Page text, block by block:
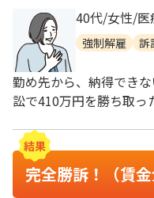
40代/女性/医
強制解雇 訴
勤め先から、納得でき
訟で410万円を勝ち取っ
完全勝訴！（賃